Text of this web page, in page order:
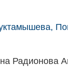
Радионова